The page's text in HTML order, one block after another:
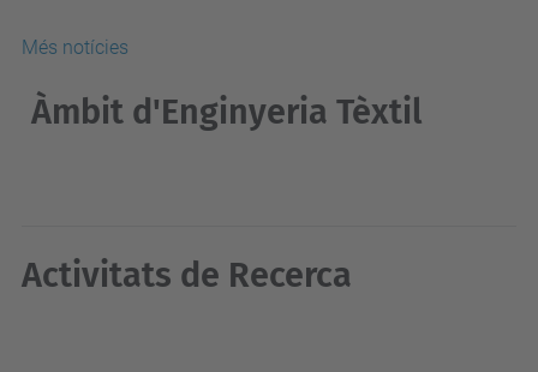
Més notícies
Àmbit d'Enginyeria Tèxtil
Activitats de Recerca